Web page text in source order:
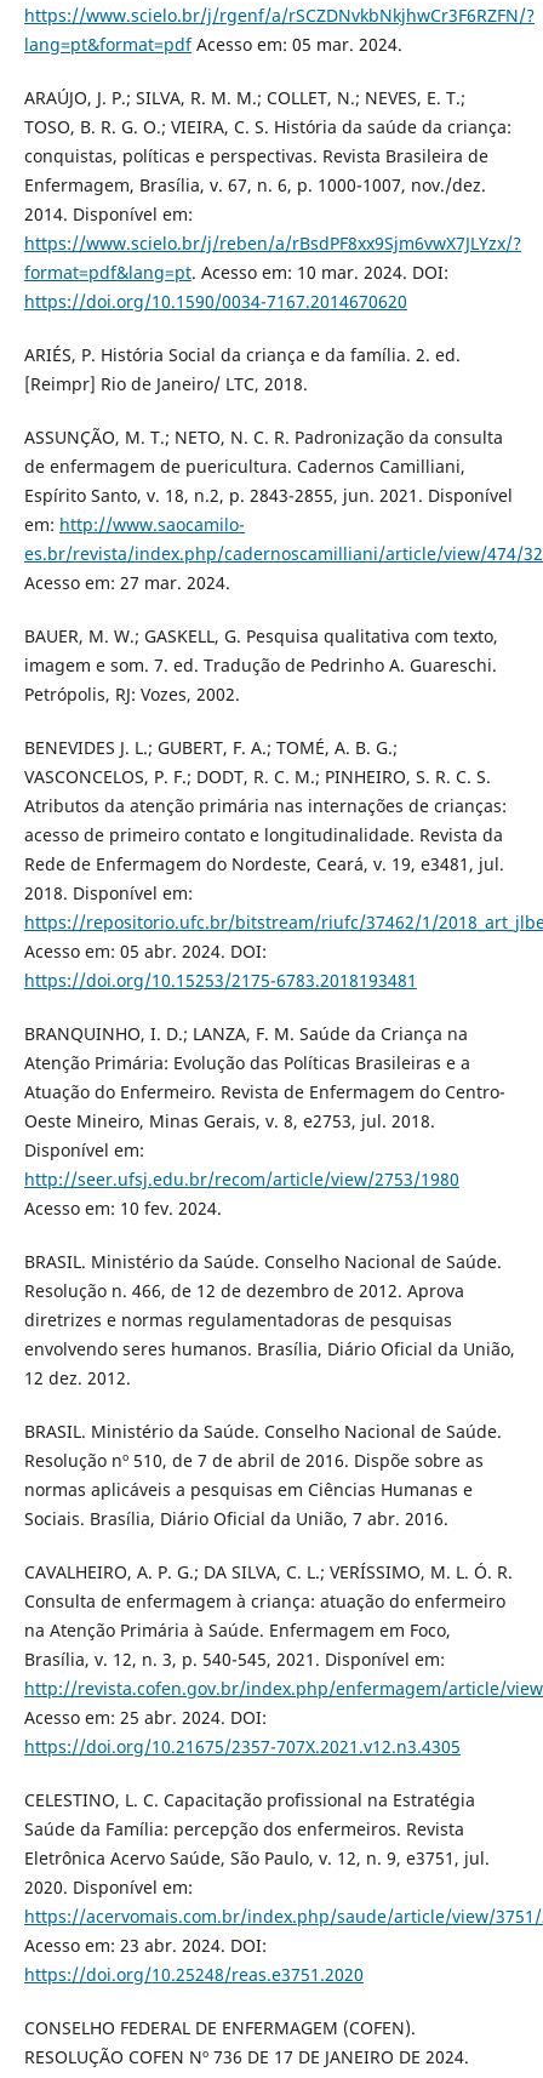
https://www.scielo.br/j/rgenf/a/rSCZDNvkbNkjhwCr3F6RZFN/?
lang=pt&format=pdfAcesso em: 05 mar. 2024.
ARAÚJO, J. P.; SILVA, R. M. M.; COLLET, N.; NEVES, E. T.;
TOSO, B. R. G. O.; VIEIRA, C. S. História da saúde da criança:
conquistas, políticas e perspectivas. Revista Brasileira de
Enfermagem, Brasília, v. 67, n. 6, p. 1000-1007, nov./dez.
2014. Disponível em:
https://www.scielo.br/j/reben/a/rBsdPF8xx9Sjm6vwX7JLYzx/?
format=pdf&lang=pt. Acesso em: 10 mar. 2024. DOI:
https://doi.org/10.1590/0034-7167.2014670620
ARIÉS, P. História Social da criança e da família. 2. ed.
[Reimpr] Rio de Janeiro/ LTC, 2018.
ASSUNÇÃO, M. T.; NETO, N. C. R. Padronização da consulta
de enfermagem de puericultura. Cadernos Camilliani,
Espírito Santo, v. 18, n.2, p. 2843-2855, jun. 2021. Disponível
em: http://www.saocamilo-
es.br/revista/index.php/cadernoscamilliani/article/view/474/
Acesso em: 27 mar. 2024.
BAUER, M. W.; GASKELL, G. Pesquisa qualitativa com texto,
imagem e som. 7. ed. Tradução de Pedrinho A. Guareschi.
Petrópolis, RJ: Vozes, 2002.
BENEVIDES J. L.; GUBERT, F. A.; TOMÉ, A. B. G.;
VASCONCELOS, P. F.; DODT, R. C. M.; PINHEIRO, S. R. C. S.
Atributos da atenção primária nas internações de crianças:
acesso de primeiro contato e longitudinalidade. Revista da
Rede de Enfermagem do Nordeste, Ceará, v. 19, e3481, jul.
2018. Disponível em:
https://repositorio.ufc.br/bitstream/riufc/37462/1/
Acesso em: 05 abr. 2024. DOI:
https://doi.org/10.15253/2175-6783.2018193481
BRANQUINHO, I. D.; LANZA, F. M. Saúde da Criança na
Atenção Primária: Evolução das Políticas Brasileiras e a
Atuação do Enfermeiro. Revista de Enfermagem do Centro-
Oeste Mineiro, Minas Gerais, v. 8, e2753, jul. 2018.
Disponível em:
http://seer.ufsj.edu.br/recom/article/view/2753/1980
Acesso em: 10 fev. 2024.
BRASIL. Ministério da Saúde. Conselho Nacional de Saúde.
Resolução n. 466, de 12 de dezembro de 2012. Aprova
diretrizes e normas regulamentadoras de pesquisas
envolvendo seres humanos. Brasília, Diário Oficial da União,
12 dez. 2012.
BRASIL. Ministério da Saúde. Conselho Nacional de Saúde.
Resolução nº 510, de 7 de abril de 2016. Dispõe sobre as
normas aplicáveis a pesquisas em Ciências Humanas e
Sociais. Brasília, Diário Oficial da União, 7 abr. 2016.
CAVALHEIRO, A. P. G.; DA SILVA, C. L.; VERÍSSIMO, M. L. Ó. R.
Consulta de enfermagem à criança: atuação do enfermeiro
na Atenção Primária à Saúde. Enfermagem em Foco,
Brasília, v. 12, n. 3, p. 540-545, 2021. Disponível em:
http://revista.cofen.gov.br/index.php/enfermagem/article/
Acesso em: 25 abr. 2024. DOI:
https://doi.org/10.21675/2357-707X.2021.v12.n3.4305
CELESTINO, L. C. Capacitação profissional na Estratégia
Saúde da Família: percepção dos enfermeiros. Revista
Eletrônica Acervo Saúde, São Paulo, v. 12, n. 9, e3751, jul.
2020. Disponível em:
https://acervomais.com.br/index.php/saude/article/view/3751/
Acesso em: 23 abr. 2024. DOI:
https://doi.org/10.25248/reas.e3751.2020
CONSELHO FEDERAL DE ENFERMAGEM (COFEN).
RESOLUÇÃO COFEN Nº 736 DE 17 DE JANEIRO DE 2024.